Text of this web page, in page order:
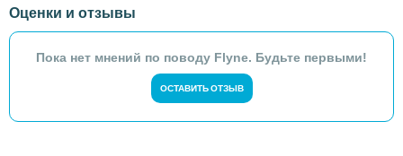
Оценки и отзывы
Пока нет мнений по поводу Flyne. Будьте первыми!
ОСТАВИТЬ ОТЗЫВ